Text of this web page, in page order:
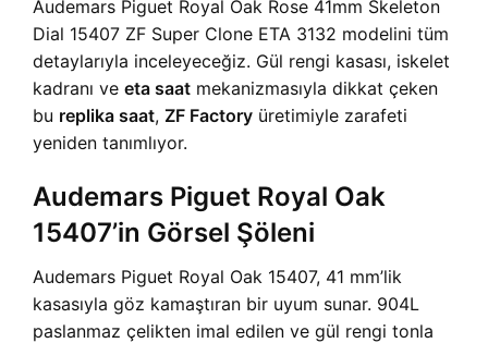
Audemars Piguet Royal Oak Rose 41mm Skeleton
Dial 15407 ZF Super Clone ETA 3132 modelini tüm
detaylarıyla inceleyeceğiz. Gül rengi kasası, iskelet
kadranı ve eta saat mekanizmasıyla dikkat çeken
bu replika saat, ZF Factory üretimiyle zarafeti
yeniden tanımlıyor.
Audemars Piguet Royal Oak
15407’in Görsel Şöleni
Audemars Piguet Royal Oak 15407, 41 mm’lik
kasasıyla göz kamaştıran bir uyum sunar. 904L
paslanmaz çelikten imal edilen ve gül rengi tonla